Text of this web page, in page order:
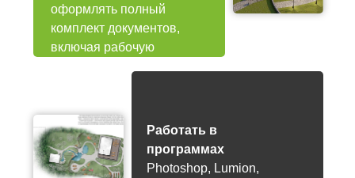
Работать в
программах
Photoshop, Lumion,
оформлять полный
комплект документов,
включая рабочую